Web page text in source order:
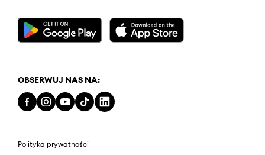
OBSERWUJ NAS NA:
Polityka prywatności